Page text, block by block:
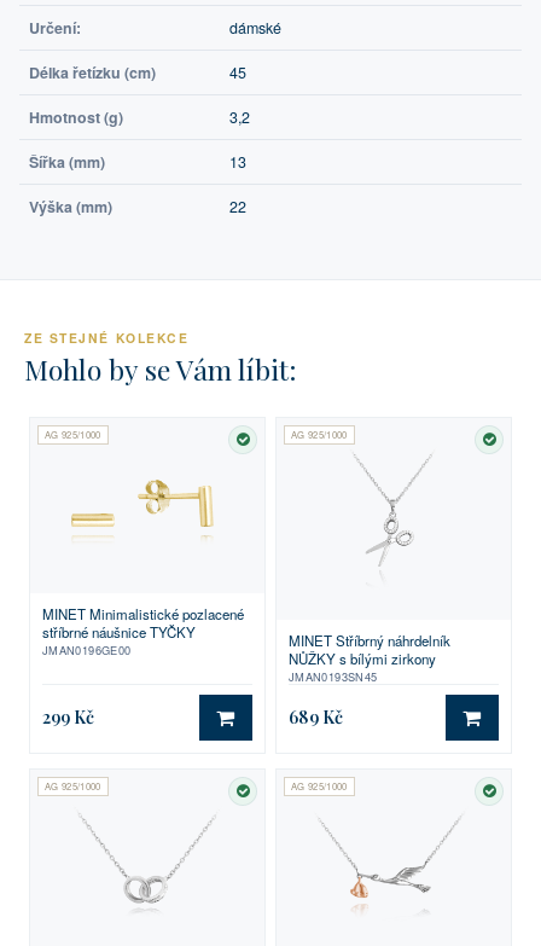
Určení: dámské
Délka řetízku (cm) 45
Hmotnost (g) 3,2
Šířka (mm) 13
Výška (mm) 22
ZE STEJNÉ KOLEKCE
Mohlo by se Vám líbit:
AG 925/1000
SKLADEM
MINET Minimalistické pozlacené
stříbrné náušnice TYČKY
JMAN0196GE00
299 Kč DO KOŠÍKU
AG 925/1000
MINET Stříbrný náhrdelník
NŮŽKY s bílými zirkony
JMAN0193SN45
689 Kč DO
AG 925/1000
SKLADEM
AG 925/1000